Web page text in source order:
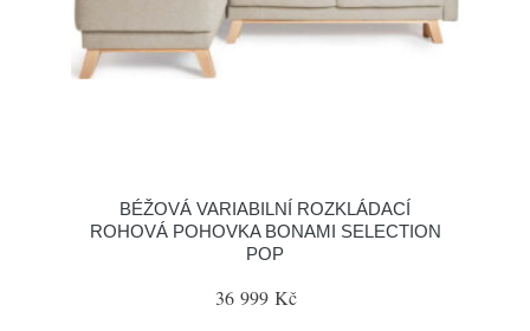
BÉŽOVÁ VARIABILNÍ ROZKLÁDACÍ
ROHOVÁ POHOVKA BONAMI SELECTION
POP
36 999 Kč